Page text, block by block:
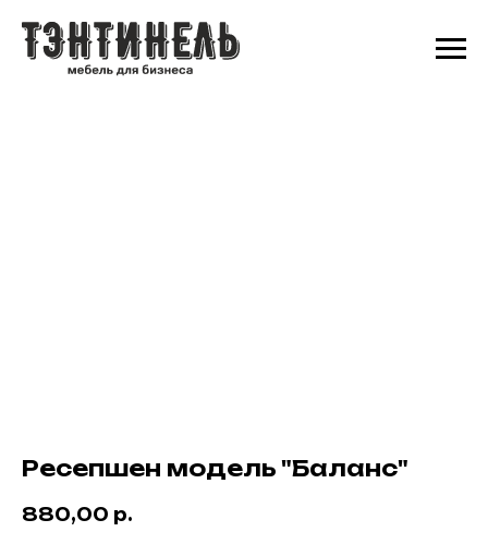
Ресепшен модель "Баланс"
880,00 р.